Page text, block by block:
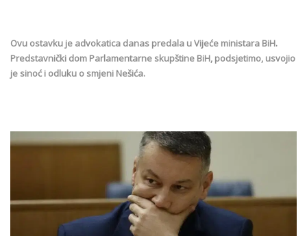
Ovu ostavku je advokatica danas predala u Vijeće ministara BiH.
Predstavnički dom Parlamentarne skupštine BiH, podsjetimo, usvojio
je sinoć i odluku o smjeni Nešića.